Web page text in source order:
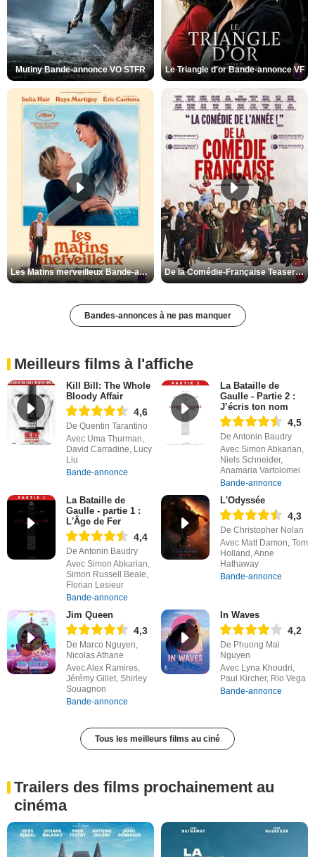
Mutiny Bande-annonce VO STFR Le Triangle d'or Bande-annonce VF
Les Matins merveilleux Bande-annonce VF De la Comédie-Française Teaser VF
Bandes-annonces à ne pas manquer
Meilleurs films à l'affiche
Kill Bill: The Whole
Bloody Affair
4,6
De Quentin Tarantino
Avec Uma Thurman,
David Carradine, Lucy
Liu
Bande-annonce
La Bataille de
Gaulle - Partie 2 :
J’écris ton nom
4,5
De Antonin Baudry
Avec Simon Abkarian,
Niels Schneider,
Anamaria Vartolomei
Bande-annonce
La Bataille de
Gaulle - partie 1 :
L'Âge de Fer
4,4
De Antonin Baudry
Avec Simon Abkarian,
Simon Russell Beale,
Florian Lesieur
Bande-annonce
L'Odyssée
4,3
De Christopher Nolan
Avec Matt Damon, Tom
Holland, Anne
Hathaway
Bande-annonce
Jim Queen
4,3
De Marco Nguyen,
Nicolas Athane
Avec Alex Ramires,
Jérémy Gillet, Shirley
Souagnon
Bande-annonce
In Waves
4,2
De Phuong Mai
Nguyen
Avec Lyna Khoudri,
Paul Kircher, Rio Vega
Bande-annonce
Tous les meilleurs films au ciné
Trailers des films prochainement au
cinéma